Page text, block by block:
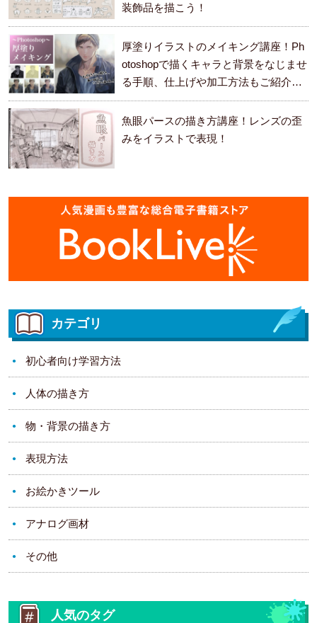
装飾品を描こう！
厚塗りイラストのメイキング講座！Ph
otoshopで描くキャラと背景をなじませ
る手順、仕上げや加工方法もご紹介し
ます。
魚眼パースの描き方講座！レンズの歪
みをイラストで表現！
カテゴリ
初心者向け学習方法
人体の描き方
物・背景の描き方
表現方法
お絵かきツール
アナログ画材
その他
人気のタグ